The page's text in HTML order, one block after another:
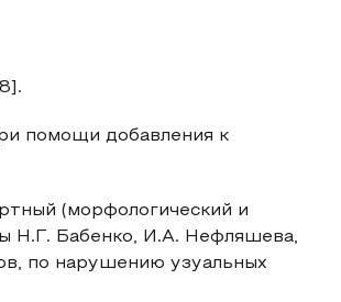
помощи добавления к
(морфологический и
Н.Г. Бабенко, И.А. Нефляшева,
по нарушению узуальных